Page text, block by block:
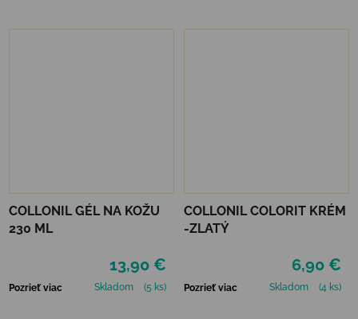
COLLONIL GÉL NA KOŽU
230 ML
13,90 €
Pozrieť viac Skladom (5 ks)
COLLONIL COLORIT KRÉM
-ZLATÝ
6,90 €
Pozrieť viac Skladom (4 ks)